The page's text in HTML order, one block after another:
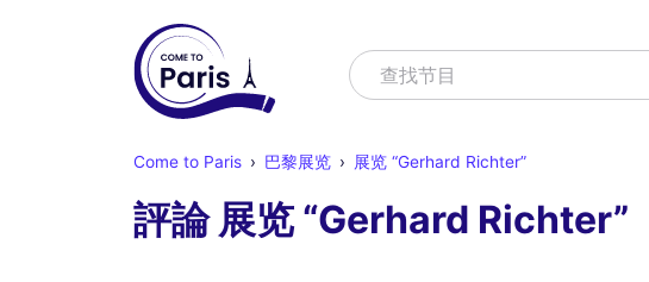
寻找查找节目
Come to Paris 巴黎展览 展览 “Gerhard Richter”
評論 展览 “Gerhard Richter”